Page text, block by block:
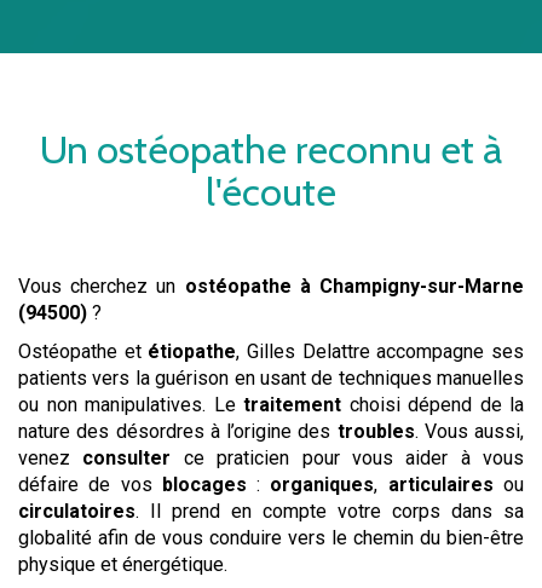
Un ostéopathe reconnu et à
l'écoute
Vous cherchez un ostéopathe à Champigny-sur-Marne
(94500) ?
Ostéopathe et étiopathe, Gilles Delattre accompagne ses
patients vers la guérison en usant de techniques manuelles
ou non manipulatives. Le traitement choisi dépend de la
nature des désordres à l’origine des troubles. Vous aussi,
venez consulter ce praticien pour vous aider à vous
défaire de vos blocages : organiques, articulaires ou
circulatoires. Il prend en compte votre corps dans sa
globalité afin de vous conduire vers le chemin du bien-être
physique et énergétique.